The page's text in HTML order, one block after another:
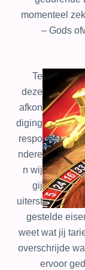
momenteel
– Gods
Te
deze
afkon
diging
respo
ndere
n wij
gij
uiterst
gestelde
weet wat jij
overschrijde
ervoor